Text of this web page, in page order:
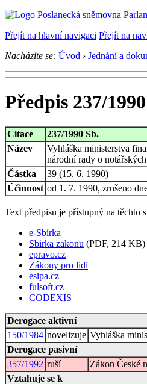
Přejít na hlavní navigaci Přejít na
Nacházíte se: Úvod › Jednání a
Předpis 237/
Citace
237/1990 Sb.
Název
Vyhláška ministerstva
národní rady o
Částka
39 (15. 6. 1990)
Účinnost od 1. 7. 1990, zrušeno
Text předpisu je přístupný na těchto
e-Sbírka
Sbirka zakonu (PDF, 214 KB)
epravo.cz
Zákony pro lidi
esipa.cz
fulsoft.cz
CODEXIS
Derogace aktivní
150/1984 novelizuje Vyhláška
Derogace pasivní
357/1992 ruší
Zákon České
Vztahuje se k